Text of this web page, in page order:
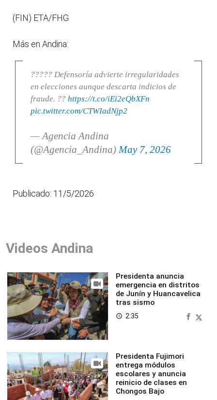
(FIN) ETA/FHG
Más en Andina:
????? Defensoría advierte irregularidades
en elecciones aunque descarta indicios de
fraude. ?? https://t.co/iEi2eQbXFn
pic.twitter.com/CTWIadNjp2
— Agencia Andina
(@Agencia_Andina) May 7, 2026
Publicado: 11/5/2026
Videos Andina
Presidenta anuncia
emergencia en distritos
de Junín y Huancavelica
tras sismo
access_time 2:35
Presidenta Fujimori
entrega módulos
escolares y anuncia
reinicio de clases en
Chongos Bajo